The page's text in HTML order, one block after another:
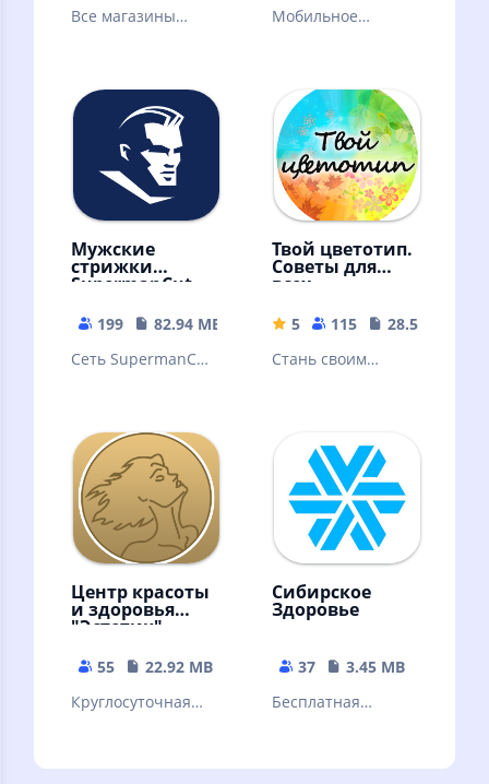
Все магазины
ГОШ в одном
приложении!
Мобильное
продукции в
любое время в
любом месте!
Мужские
стрижки
SupermanCut
199
82.94 MB
Сеть SupermanCut
бритье, укладка и
другие услуги
Твой цветотип.
Советы для
всех
5 115
28.54 MB
Стань своим
цветотипу
внешности.
Центр красоты
и здоровья
"Эстетик"
55
22.92 MB
Круглосуточная
Сибирское
Здоровье
37
3.45 MB
Бесплатная